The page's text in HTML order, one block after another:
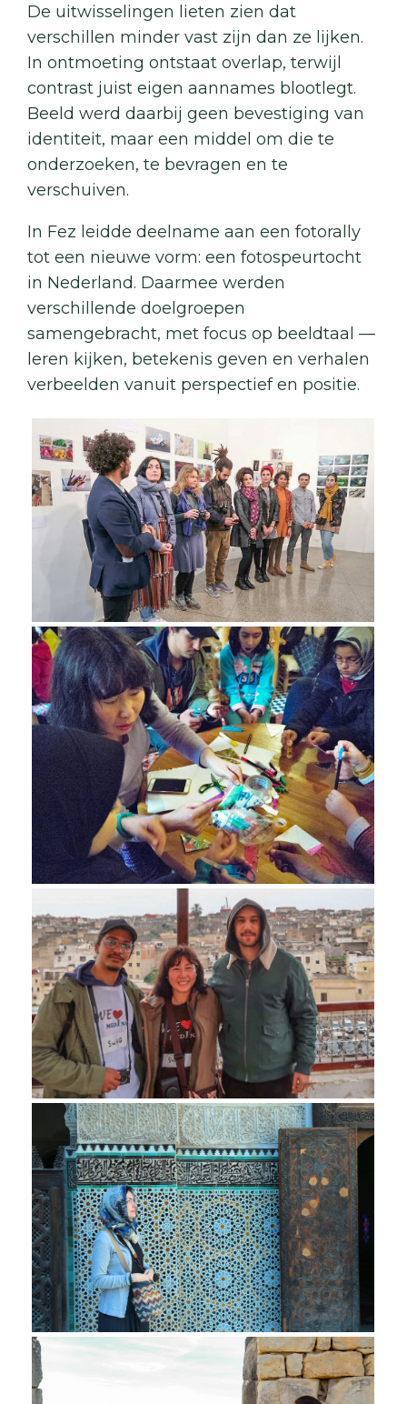
De uitwisselingen lieten zien dat
verschillen minder vast zijn dan ze lijken.
In ontmoeting ontstaat overlap, terwijl
contrast juist eigen aannames blootlegt.
Beeld werd daarbij geen bevestiging van
identiteit, maar een middel om die te
onderzoeken, te bevragen en te
verschuiven.
In Fez leidde deelname aan een fotorally
tot een nieuwe vorm: een fotospeurtocht
in Nederland. Daarmee werden
verschillende doelgroepen
samengebracht, met focus op beeldtaal —
leren kijken, betekenis geven en verhalen
verbeelden vanuit perspectief en positie.